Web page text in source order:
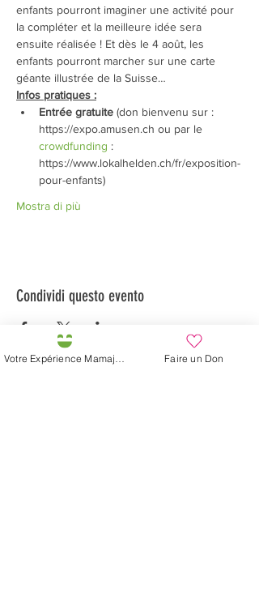
enfants pourront imaginer une activité pour
la compléter et la meilleure idée sera
ensuite réalisée ! Et dès le 4 août, les
enfants pourront marcher sur une carte
géante illustrée de la Suisse…
Infos pratiques :
Entrée gratuite (don bienvenu sur :
https://expo.amusen.ch ou par le
crowdfunding :
https://www.lokalhelden.ch/fr/exposition-
pour-enfants)
Mostra di più
Condividi questo evento
Faire un Don